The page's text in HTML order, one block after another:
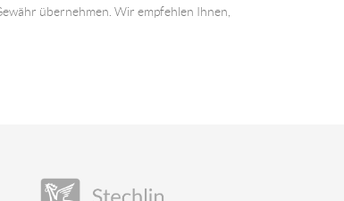
übernehmen. Wir empfehlen Ihnen,